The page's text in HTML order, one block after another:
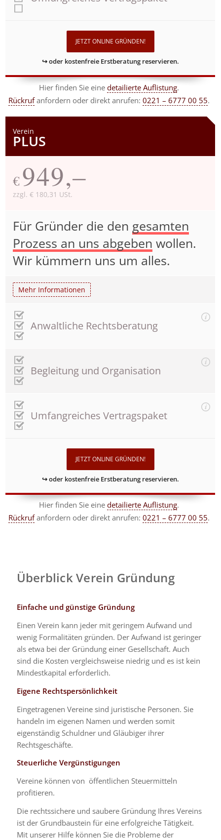
JETZT ONLINE GRÜNDEN!
↪ oder kostenfreie Erstberatung reservieren.
Hier finden Sie einedetailierte Auflistung.
Rückrufanfordern oder direkt anrufen:0221 – 6777 00 55.
Verein
PLUS
€ 949,–
zzgl. € 180,31 USt.
Für Gründer die den gesamten
Prozess an uns abgeben wollen.
Wir kümmern uns um alles.
Mehr Informationen
Anwaltliche Rechtsberatung
Begleitung und Organisation
Umfangreiches Vertragspaket
JETZT ONLINE GRÜNDEN!
↪ oder kostenfreie Erstberatung reservieren.
Hier finden Sie einedetailierte Auflistung.
Rückrufanfordern oder direkt anrufen:0221 – 6777 00 55.
Überblick Verein Gründung
Einfache und günstige Gründung
Einen Verein kann jeder mit geringem Aufwand und
wenig Formalitäten gründen. Der Aufwand ist geringer
als etwa bei der Gründung einer Gesellschaft. Auch
sind die Kosten vergleichsweise niedrig und es ist kein
Mindestkapital erforderlich.
Eigene Rechtspersönlichkeit
Eingetragenen Vereine sind juristische Personen. Sie
handeln im eigenen Namen und werden somit
eigenständig Schuldner und Gläubiger ihrer
Rechtsgeschäfte.
Steuerliche Vergünstigungen
Vereine können von öffentlichen Steuermitteln
profitieren.
Die rechtssichere und saubere Gründung Ihres Vereins
ist der Grundbaustein für eine erfolgreiche Tätigkeit.
Mit unserer Hilfe können Sie die Probleme der